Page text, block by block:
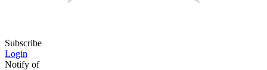
Subscribe
Login
Notify of